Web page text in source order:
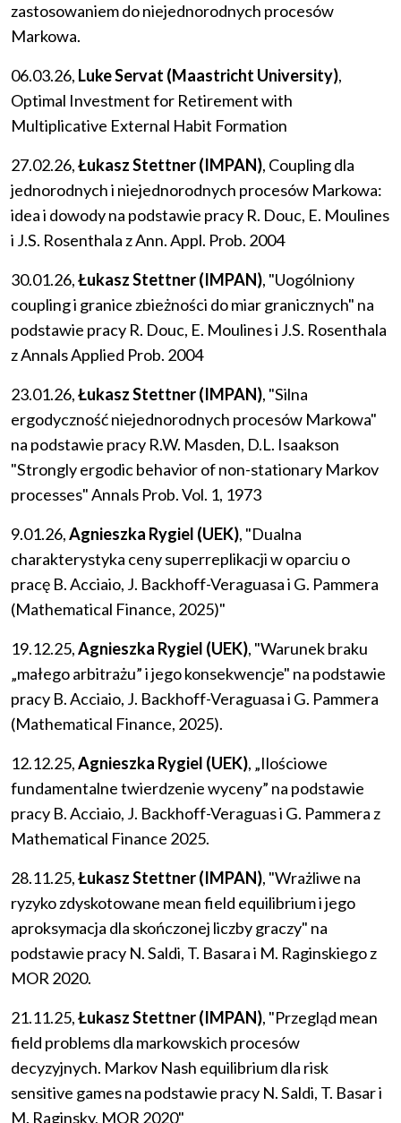
zastosowaniem do niejednorodnych procesów
Markowa.
06.03.26, Luke Servat (Maastricht University),
Optimal Investment for Retirement with
Multiplicative External Habit Formation
27.02.26,Łukasz Stettner (IMPAN), Coupling dla
jednorodnych i niejednorodnych procesów Markowa:
idea i dowody na podstawie pracy R. Douc, E. Moulines
i J.S. Rosenthala z Ann. Appl. Prob. 2004
30.01.26,Łukasz Stettner (IMPAN), "Uogólniony
coupling i granice zbieżności do miar granicznych" na
podstawie pracy R. Douc, E. Moulines i J.S. Rosenthala
z Annals Applied Prob. 2004
23.01.26,Łukasz Stettner (IMPAN), "Silna
ergodyczność niejednorodnych procesów Markowa"
na podstawie pracy R.W. Masden, D.L. Isaakson
"Strongly ergodic behavior of non-stationary Markov
processes" Annals Prob. Vol. 1, 1973
9.01.26,Agnieszka Rygiel (UEK), "Dualna
charakterystyka ceny superreplikacji w oparciu o
pracę B. Acciaio, J. Backhoff-Veraguasa i G. Pammera
(Mathematical Finance, 2025)"
19.12.25,Agnieszka Rygiel (UEK), "Warunek braku
„małego arbitrażu” i jego konsekwencje" na podstawie
pracy B. Acciaio, J. Backhoff-Veraguasa i G. Pammera
(Mathematical Finance, 2025).
12.12.25,Agnieszka Rygiel (UEK), „Ilościowe
fundamentalne twierdzenie wyceny” na podstawie
pracy B. Acciaio, J. Backhoff-Veraguas i G. Pammera z
Mathematical Finance 2025.
28.11.25,Łukasz Stettner (IMPAN), "Wrażliwe na
ryzyko zdyskotowane mean field equilibrium i jego
aproksymacja dla skończonej liczby graczy" na
podstawie pracy N. Saldi, T. Basara i M. Raginskiego z
MOR 2020.
21.11.25,Łukasz Stettner (IMPAN), "Przegląd mean
field problems dla markowskich procesów
decyzyjnych. Markov Nash equilibrium dla risk
sensitive games na podstawie pracy N. Saldi, T. Basar i
M. Raginsky, MOR 2020"